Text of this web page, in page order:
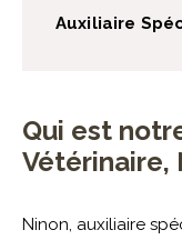
Auxiliaire
Qui est
Vétérinaire,
Ninon, auxiliaire